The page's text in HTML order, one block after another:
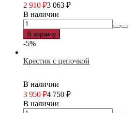
2 910 ₽3 063 ₽
В наличии
В корзину
-5%
Крестик с цепочкой
В наличии
3 950 ₽4 750 ₽
В наличии